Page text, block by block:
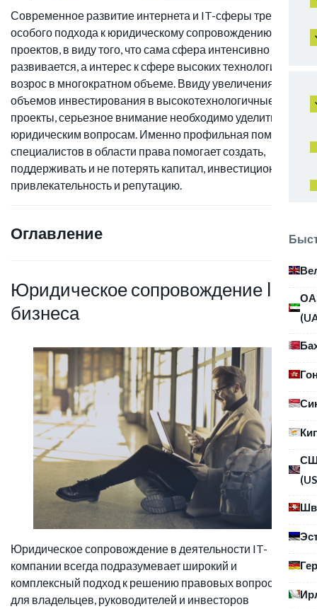
Современное развитие интернета и IT-сферы требует
особого подхода к юридическому сопровождению
проектов, в виду того, что сама сфера интенсивно
развивается, а интерес к сфере высоких технологий
возрос в многократном объеме. Ввиду увеличения
объемов инвестирования в высокотехнологичные
проекты, серьезное внимание необходимо уделить
юридическим вопросам. Именно профильная помощь от
специалистов в области права помогает создать,
поддерживать и не потерять капитал, инвестиционную
привлекательность и репутацию.
Оглавление
Юридическое сопровождение IT-
бизнеса
Юридическое сопровождение в деятельности IT-
компании всегда подразумевает широкий и
комплексный подход к решению правовых вопросов
для владельцев, руководителей и инвесторов